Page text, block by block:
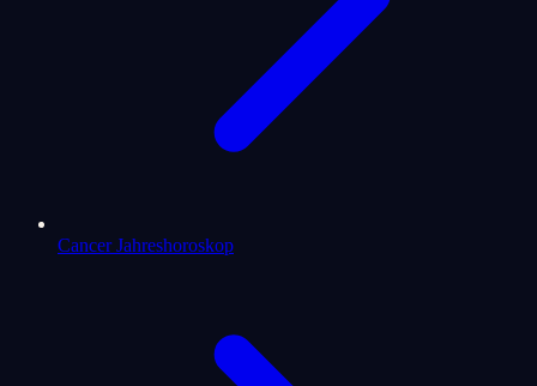
Cancer Jahreshoroskop